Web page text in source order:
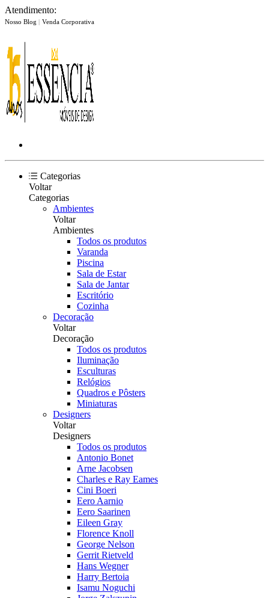
Atendimento:
Nosso Blog | Venda Corporativa
Categorias
Voltar
Categorias
Ambientes
Voltar
Ambientes
Todos os produtos
Varanda
Piscina
Sala de Estar
Sala de Jantar
Escritório
Cozinha
Decoração
Voltar
Decoração
Todos os produtos
Iluminação
Esculturas
Relógios
Quadros e Pôsters
Miniaturas
Designers
Voltar
Designers
Todos os produtos
Antonio Bonet
Arne Jacobsen
Charles e Ray Eames
Cini Boeri
Eero Aarnio
Eero Saarinen
Eileen Gray
Florence Knoll
George Nelson
Gerrit Rietveld
Hans Wegner
Harry Bertoia
Isamu Noguchi